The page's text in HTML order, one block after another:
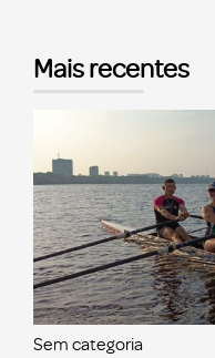
Mais recentes
Sem categoria